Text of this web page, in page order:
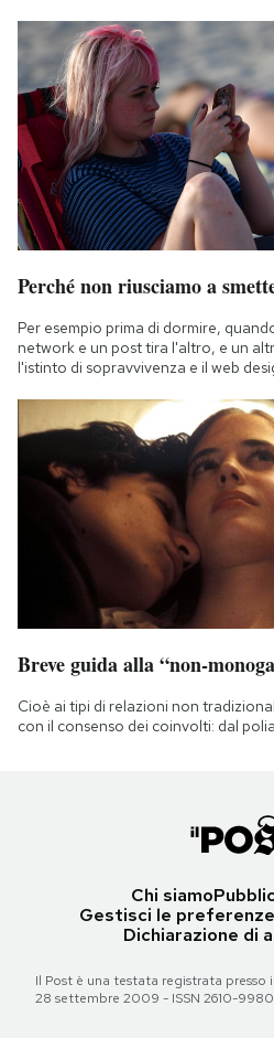
Perché non riusciamo a
Per esempio prima di dormire,
network e un post tira l'altro, e un
l'istinto di sopravvivenza e il web
Breve guida alla “non-
Cioè ai tipi di relazioni non
con il consenso dei coinvolti: dal
Chi siamo
Gestisci le preferenze
Dichiarazione di
Il Post è una testata registrata presso
28 settembre 2009 - ISSN 2610-9980